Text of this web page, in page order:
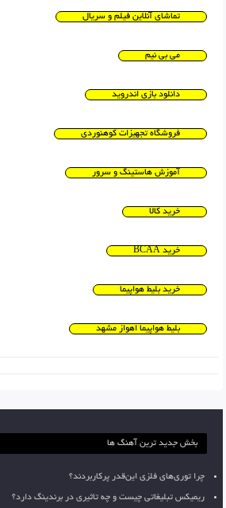
تماشای آنلاین فیلم و سریال
می بی نیم
دانلود بازی اندروید
فروشگاه تجهیزات کوهنوردی
آموزش هاستینگ و سرور
خرید کالا
خرید BCAA
خرید بلیط هواپیما
بلیط هواپیما اهواز مشهد
بخش جدید ترین آهنگ ها
چرا توری‌های فلزی این‌قدر پرکاربردند؟
ریمیکس تبلیغاتی چیست و چه تاثیری در برندینگ دارد؟